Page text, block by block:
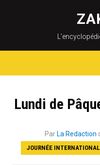
Lundi de
Par La Redaction
JOURNÉE